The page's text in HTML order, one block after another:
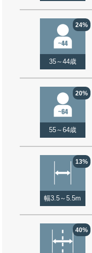
24%
35～44歳
20%
55～64歳
13%
幅3.5～5.5m
40%